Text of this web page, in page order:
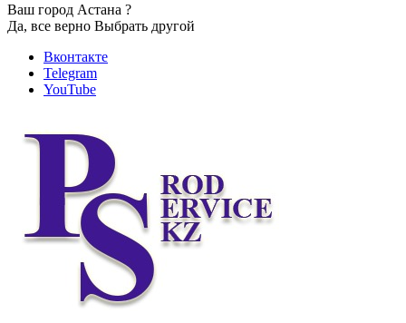
Ваш город Астана ?
Да, все верно Выбрать другой
Вконтакте
Telegram
YouTube